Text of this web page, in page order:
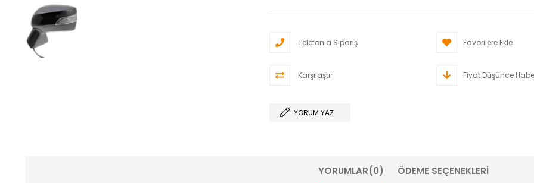
Telefonla Sipariş Favorilere Ekle
Karşılaştır Fiyat Düşünce
YORUM YAZ
YORUMLAR(0) ÖDEME SEÇENEKLERI